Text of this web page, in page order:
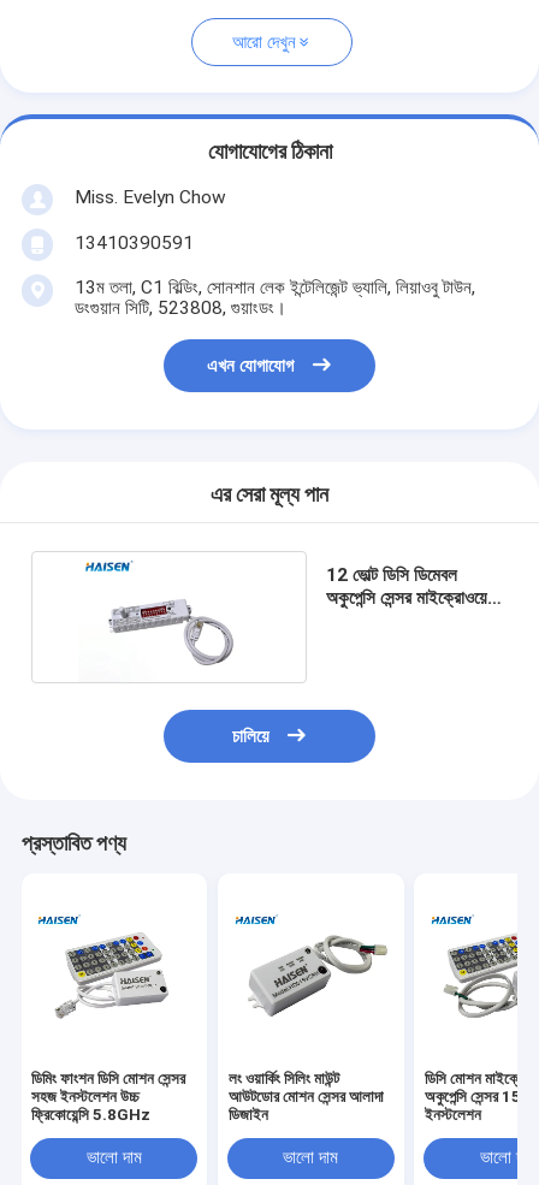
আরো দেখুন
যোগাযোগের ঠিকানা
Miss. Evelyn Chow
13410390591
13ম তলা, C1 বিল্ডিং, সোনশান লেক ইন্টেলিজেন্ট ভ্যালি, লিয়াওবু টাউন,
ডংগুয়ান সিটি, 523808, গুয়াংডং।
এখন যোগাযোগ
এর সেরা মূল্য পান
12 ভোল্ট ডিসি ডিমেবল
অকুপেন্সি সেন্সর মাইক্রোওয়েভ
চালিয়ে
প্রস্তাবিত পণ্য
ডিমিং ফাংশন ডিসি মোশন সেন্সর
সহজ ইনস্টলেশন উচ্চ
ফ্রিকোয়েন্সি 5.8GHz
ভালো দাম
লং ওয়ার্কিং সিলিং মাউন্ট
আউটডোর মোশন সেন্সর আলাদা
ডিজাইন
ভালো দাম
ডিসি মোশন
অকুপেন্সি সেন্সর 15 মি
ইনস্টলেশন
ভালো দাম